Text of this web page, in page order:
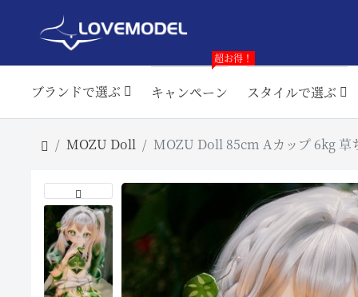
ブランドで選ぶ キャンペーン
超お得！
スタイルで選ぶ
MOZU Doll MOZU Doll 85cm Aカップ 6kg 草